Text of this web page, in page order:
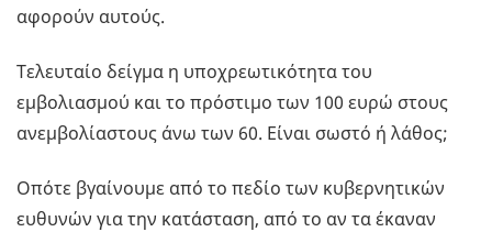
αφορούν αυτούς.
Τελευταίο δείγμα η υποχρεωτικότητα του
εμβολιασμού και το πρόστιμο των 100 ευρώ στους
ανεμβολίαστους άνω των 60. Είναι σωστό ή λάθος;
Οπότε βγαίνουμε από το πεδίο των κυβερνητικών
ευθυνών για την κατάσταση, από το αν τα έκαναν